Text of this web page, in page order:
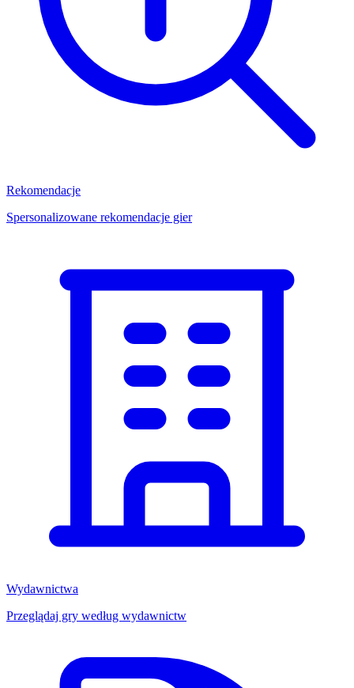
Rekomendacje
Spersonalizowane rekomendacje gier
Wydawnictwa
Przeglądaj gry według wydawnictw